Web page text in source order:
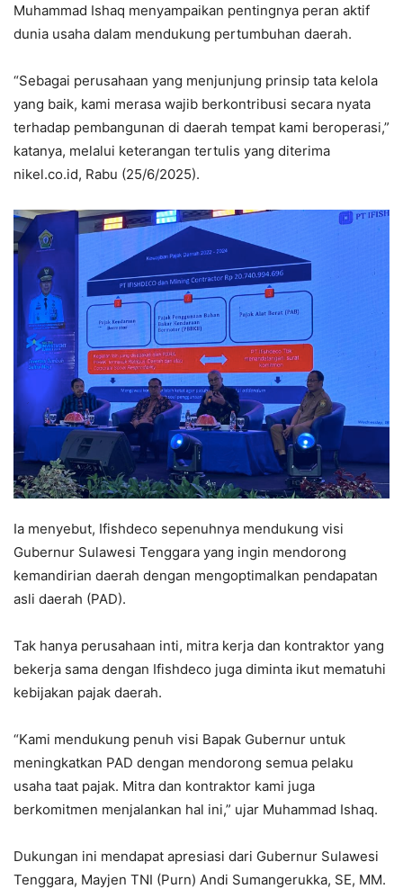
Muhammad Ishaq menyampaikan pentingnya peran aktif
dunia usaha dalam mendukung pertumbuhan daerah.
“Sebagai perusahaan yang menjunjung prinsip tata kelola
yang baik, kami merasa wajib berkontribusi secara nyata
terhadap pembangunan di daerah tempat kami beroperasi,”
katanya, melalui keterangan tertulis yang diterima
nikel.co.id, Rabu (25/6/2025).
Ia menyebut, Ifishdeco sepenuhnya mendukung visi
Gubernur Sulawesi Tenggara yang ingin mendorong
kemandirian daerah dengan mengoptimalkan pendapatan
asli daerah (PAD).
Tak hanya perusahaan inti, mitra kerja dan kontraktor yang
bekerja sama dengan Ifishdeco juga diminta ikut mematuhi
kebijakan pajak daerah.
“Kami mendukung penuh visi Bapak Gubernur untuk
meningkatkan PAD dengan mendorong semua pelaku
usaha taat pajak. Mitra dan kontraktor kami juga
berkomitmen menjalankan hal ini,” ujar Muhammad Ishaq.
Dukungan ini mendapat apresiasi dari Gubernur Sulawesi
Tenggara, Mayjen TNI (Purn) Andi Sumangerukka, SE, MM.